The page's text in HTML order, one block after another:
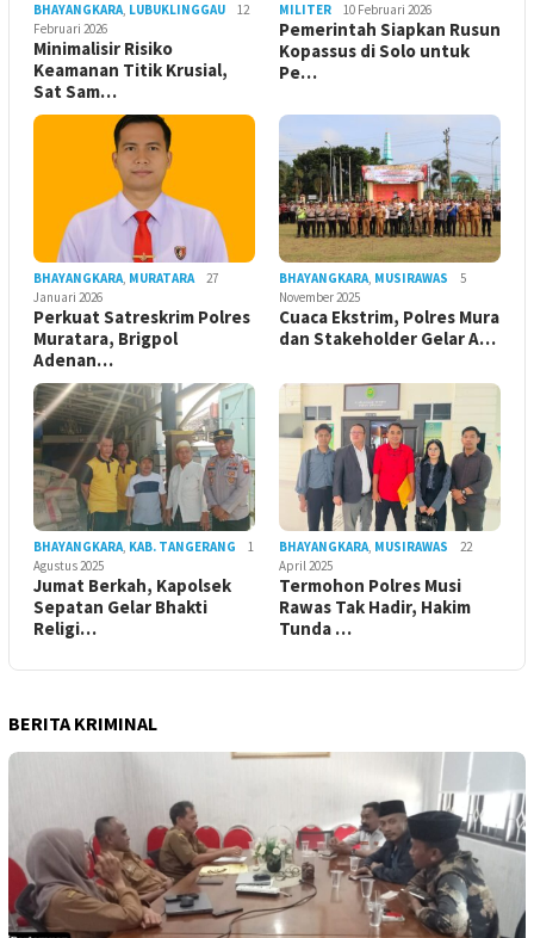
BHAYANGKARA, LUBUKLINGGAU
12
Februari 2026
Minimalisir Risiko
Keamanan Titik Krusial,
Sat Sam…
MILITER 10 Februari 2026
Pemerintah Siapkan Rusun
Kopassus di Solo untuk
Pe…
BHAYANGKARA, MURATARA
27
Januari 2026
Perkuat Satreskrim Polres
Muratara, Brigpol
Adenan…
BHAYANGKARA, MUSIRAWAS
5
November 2025
Cuaca Ekstrim, Polres Mura
dan Stakeholder Gelar A…
BHAYANGKARA, KAB. TANGERANG
1
Agustus 2025
Jumat Berkah, Kapolsek
Sepatan Gelar Bhakti
Religi…
BHAYANGKARA, MUSIRAWAS
22
April 2025
Termohon Polres Musi
Rawas Tak Hadir, Hakim
Tunda …
BERITA KRIMINAL